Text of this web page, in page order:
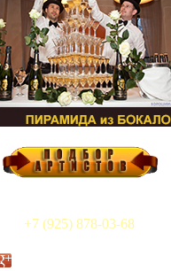
+7 (925) 878-03-68